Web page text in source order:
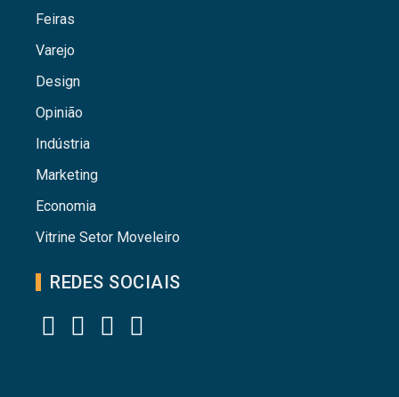
Feiras
Varejo
Design
Opinião
Indústria
Marketing
Economia
Vitrine Setor Moveleiro
REDES SOCIAIS